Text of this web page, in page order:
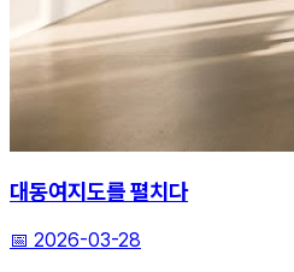
대동여지도를 펼치다
📅 2026-03-28